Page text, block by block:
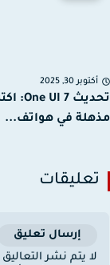
30, 2025
في هواتف...
إرسال تعليق
يتم نشر التعاليق